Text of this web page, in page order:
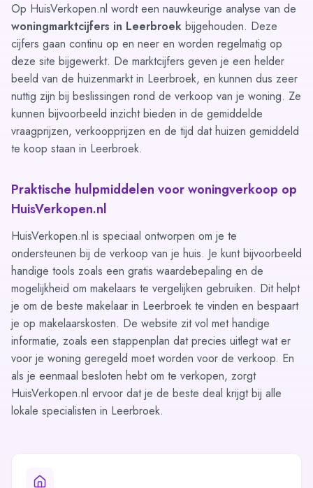
Op HuisVerkopen.nl wordt een nauwkeurige analyse van de
woningmarktcijfers in Leerbroek bijgehouden. Deze
cijfers gaan continu op en neer en worden regelmatig op
deze site bijgewerkt. De marktcijfers geven je een helder
beeld van de huizenmarkt in Leerbroek, en kunnen dus zeer
nuttig zijn bij beslissingen rond de verkoop van je woning. Ze
kunnen bijvoorbeeld inzicht bieden in de gemiddelde
vraagprijzen, verkoopprijzen en de tijd dat huizen gemiddeld
te koop staan in Leerbroek.
Praktische hulpmiddelen voor woningverkoop op
HuisVerkopen.nl
HuisVerkopen.nl is speciaal ontworpen om je te
ondersteunen bij de verkoop van je huis. Je kunt bijvoorbeeld
handige tools zoals een gratis waardebepaling en de
mogelijkheid om makelaars te vergelijken gebruiken. Dit helpt
je om de beste makelaar in Leerbroek te vinden en bespaart
je op makelaarskosten. De website zit vol met handige
informatie, zoals een stappenplan dat precies uitlegt wat er
voor je woning geregeld moet worden voor de verkoop. En
als je eenmaal besloten hebt om te verkopen, zorgt
HuisVerkopen.nl ervoor dat je de beste deal krijgt bij alle
lokale specialisten in Leerbroek.